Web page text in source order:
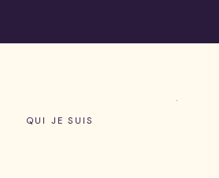
QUI JE SUIS